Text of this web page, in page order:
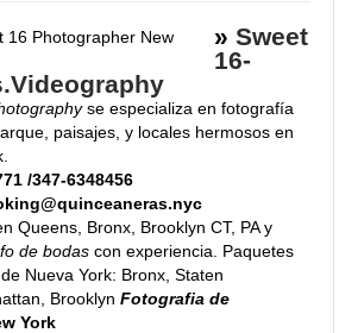
»Sweet
16-
Videography
se especializa en fotografía
paisajes, y locales hermosos en
/347-6348456
Queens, Bronx, Brooklyn CT, PA y
de bodas con experiencia. Paquetes
Nueva York: Bronx, Staten
BrooklynFotografia de
York